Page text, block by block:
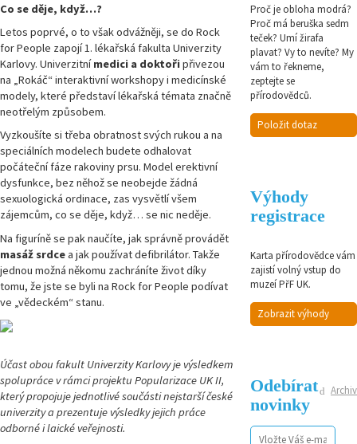
Co se děje, když…?
Letos poprvé, o to však odvážněji, se do Rock
for People zapojí 1. lékařská fakulta Univerzity
Karlovy. Univerzitnímedici a doktořipřivezou
na „Rokáč“ interaktivní workshopy i medicínské
modely, které představí lékařská témata značně
neotřelým způsobem.
Vyzkoušíte si třeba obratnost svých rukou a na
speciálních modelech budete odhalovat
počáteční fáze rakoviny prsu. Model erektivní
dysfunkce, bez něhož se neobejde žádná
sexuologická ordinace, zas vysvětlí všem
zájemcům, co se děje, když… se nic neděje.
Na figuríně se pak naučíte, jak správně provádět
masáž srdcea jak používat defibrilátor. Takže
jednou možná někomu zachráníte život díky
tomu, že jste se byli na Rock for People podívat
ve „vědeckém“ stanu.
Účast obou fakult Univerzity Karlovy je výsledkem
spolupráce v rámci projektu Popularizace UK II,
který propojuje jednotlivé součásti nejstarší české
univerzity a prezentuje výsledky jejich práce
odborné i laické veřejnosti.
Proč je obloha modrá?
Proč má beruška sedm
teček? Umí žirafa
plavat? Vy to nevíte? My
vám to řekneme,
zeptejte se
přírodovědců.
Položit dotaz
Výhody
registrace
Karta přírodovědce vám
zajistí volný vstup do
muzeí PřF UK.
Zobrazit výhody
Archiv
Odebírat
novinky